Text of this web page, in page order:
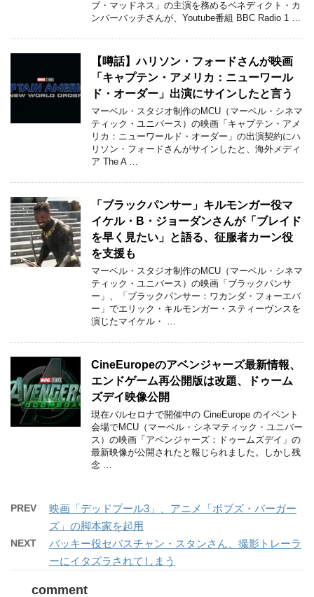
ブ・マッドネス」の主演を務めるベネディクト・カ
ンバーバッチさんが、Youtube番組 BBC Radio 1 …
【噂話】ハリソン・フォードさんが映画
「キャプテン・アメリカ：ニューワール
ド・オーダー」出演にサインしたと言う
マーベル・スタジオ制作のMCU（マーベル・シネマ
ティック・ユニバース）の映画「キャプテン・アメ
リカ：ニューワールド・オーダー」の出演契約にハ
リソン・フォードさんがサインしたと、海外メディ
ア The A …
「ブラックパンサー」キルモンガー役マ
イケル・B・ジョーダンさんが「ブレイド
を早く見たい」と語る、征服者カーン役
を支援も
マーベル・スタジオ制作のMCU（マーベル・シネマ
ティック・ユニバース）の映画「ブラックパンサ
ー」、「ブラックパンサー：ワカンダ・フォーエバ
ー」でエリック・キルモンガー・スティーヴンスを
演じたマイケル・ …
CineEuropeのアベンジャーズ最新情報、
エンドゲーム再公開版は改題、ドゥーム
ズデイ映像公開
現在バルセロナで開催中の CineEurope のイベント
会場でMCU（マーベル・シネマティック・ユニバー
ス）の映画「アベンジャーズ：ドゥームズデイ」の
最新映像が公開されたと報じられました。しかし残
念 …
PREV
映画「デッドプール3」、アニメ「ボブズ・バーガー
ズ」の脚本家を起用
NEXT
バッキー役セバスチャン・スタンさん、撮影トレーラ
ーにイタズラされてしまう
comment